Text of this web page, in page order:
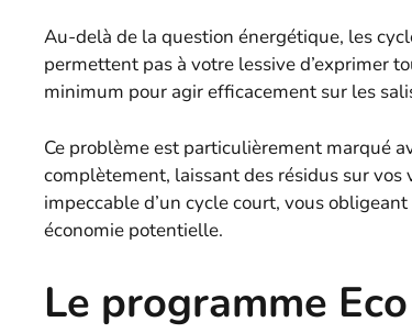
Au-delà de la question énergétique, les
permettent pas à votre lessive d’exprimer
minimum pour agir efficacement sur les
Ce problème est particulièrement marqué
complètement, laissant des résidus sur
impeccable d’un cycle court, vous
économie potentielle.
Le programme